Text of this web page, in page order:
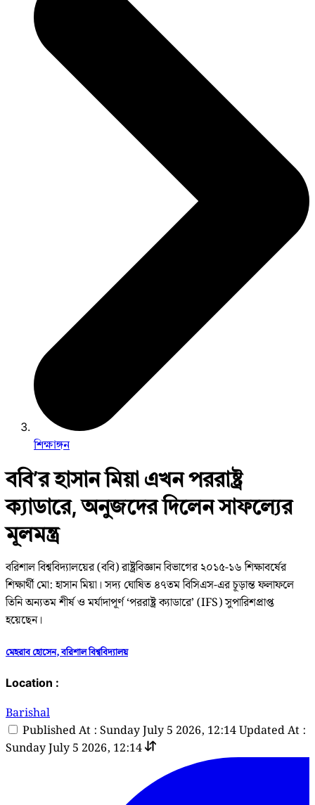
শিক্ষাঙ্গন
ববি’র হাসান মিয়া এখন পররাষ্ট্র
ক্যাডারে, অনুজদের দিলেন সাফল্যের
মূলমন্ত্র
বরিশাল বিশ্ববিদ্যালয়ের (ববি) রাষ্ট্রবিজ্ঞান বিভাগের ২০১৫-১৬ শিক্ষাবর্ষের
শিক্ষার্থী মো: হাসান মিয়া। সদ্য ঘোষিত ৪৭তম বিসিএস-এর চূড়ান্ত ফলাফলে
তিনি অন্যতম শীর্ষ ও মর্যাদাপূর্ণ ‘পররাষ্ট্র ক্যাডারে’ (IFS) সুপারিশপ্রাপ্ত
হয়েছেন।
মেহরাব হোসেন, বরিশাল বিশ্ববিদ্যালয়
Location :
Barishal
Published At : Sunday July 5 2026, 12:14Updated At :
Sunday July 5 2026, 12:14